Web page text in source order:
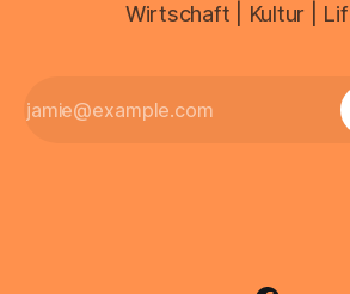
Wirtschaft | Kultur |